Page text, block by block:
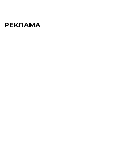
РЕКЛАМА